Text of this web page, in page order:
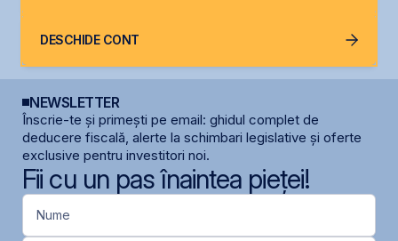
DESCHIDE CONT
NEWSLETTER
Înscrie-te și primești pe email: ghidul complet de
deducere fiscală, alerte la schimbari legislative și oferte
exclusive pentru investitori noi.
Fii cu un pas înaintea pieței!
Nume